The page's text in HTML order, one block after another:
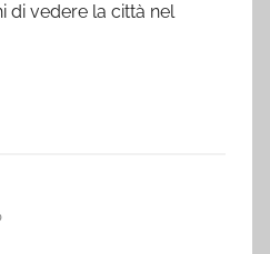
di vedere la città nel